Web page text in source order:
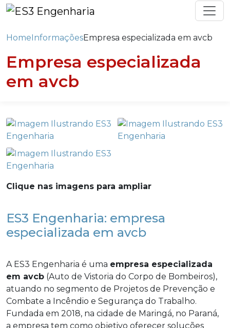
HomeInformaçõesEmpresa especializada em avcb
Empresa especializada
em avcb
Clique nas imagens para ampliar
ES3 Engenharia: empresa
especializada em avcb
A ES3 Engenharia é uma empresa especializada
em avcb (Auto de Vistoria do Corpo de Bombeiros),
atuando no segmento de Projetos de Prevenção e
Combate a Incêndio e Segurança do Trabalho.
Fundada em 2018, na cidade de Maringá, no Paraná,
a empresa tem como objetivo oferecer soluções